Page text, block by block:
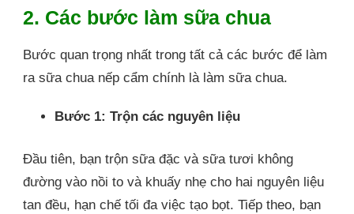
2. Các bước làm sữa chua
Bước quan trọng nhất trong tất cả các bước để làm
ra sữa chua nếp cẩm chính là làm sữa chua.
Bước 1: Trộn các nguyên liệu
Đầu tiên, bạn trộn sữa đặc và sữa tươi không
đường vào nồi to và khuấy nhẹ cho hai nguyên liệu
tan đều, hạn chế tối đa việc tạo bọt. Tiếp theo, bạn